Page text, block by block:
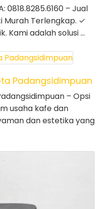
0818.8285.6160 – Jual
Murah Terlengkap. ✓
Kami adalah solusi …
Padangsidimpuan
– Opsi
usaha kafe dan
dan estetika yang